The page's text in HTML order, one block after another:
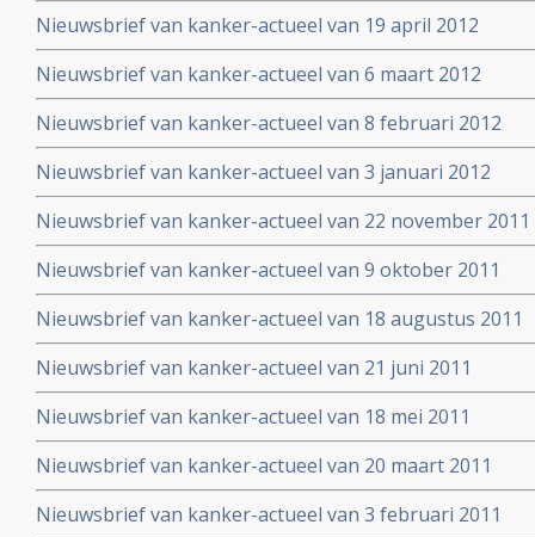
Nieuwsbrief van kanker-actueel van 19 april 2012
Nieuwsbrief van kanker-actueel van 6 maart 2012
Nieuwsbrief van kanker-actueel van 8 februari 2012
Nieuwsbrief van kanker-actueel van 3 januari 2012
Nieuwsbrief van kanker-actueel van 22 november 2011
Nieuwsbrief van kanker-actueel van 9 oktober 2011
Nieuwsbrief van kanker-actueel van 18 augustus 2011
Nieuwsbrief van kanker-actueel van 21 juni 2011
Nieuwsbrief van kanker-actueel van 18 mei 2011
Nieuwsbrief van kanker-actueel van 20 maart 2011
Nieuwsbrief van kanker-actueel van 3 februari 2011